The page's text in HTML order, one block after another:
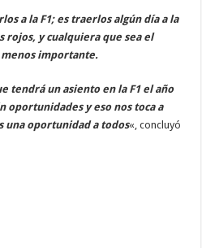
a la F1; es traerlos algún día a la
rojos, y cualquiera que sea el
importante.
tendrá un asiento en la F1 el año
oportunidades y eso nos toca a
una oportunidad a todos«, concluyó